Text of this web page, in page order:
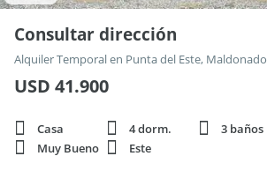
Consultar dirección
Alquiler Temporal en Punta del Este, Maldonado
USD 41.900
Casa 4 dorm. 3 baños
Muy Bueno
Este